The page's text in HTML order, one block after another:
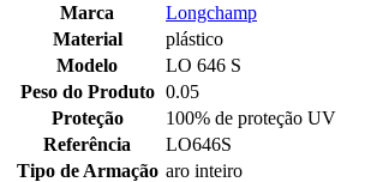
Marca
Longchamp
Material
plástico
Modelo
LO 646 S
Peso do Produto 0.05
Proteção
100% de proteção UV
Referência
LO646S
Tipo de Armação aro inteiro